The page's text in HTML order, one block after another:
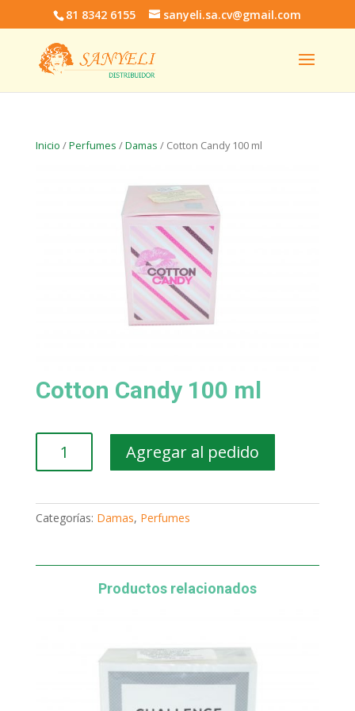
81 8342 6155 sanyeli.sa.cv@gmail.com
Inicio /Perfumes /Damas / Cotton Candy 100 ml
Cotton Candy 100 ml
Candy
cantidad
Agregar al pedido
Categorías: Damas, Perfumes
Productos relacionados